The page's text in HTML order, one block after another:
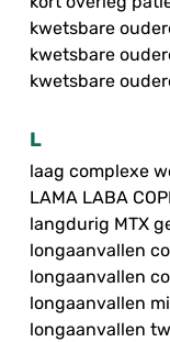
kwetsbare
kwetsbare
kwetsbare
L
laag complexe
LAMA LABA
langdurig MTX
longaanvallen
longaanvallen
longaanvallen
longaanvallen